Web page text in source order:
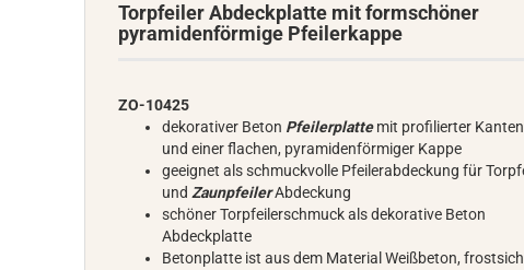
Torpfeiler Abdeckplatte mit formschöner
pyramidenförmige Pfeilerkappe
ZO-10425
dekorativer Beton Pfeilerplattemit profilierter
und einer flachen, pyramidenförmiger Kappe
geeignet als schmuckvolle Pfeilerabdeckung für
und ZaunpfeilerAbdeckung
schöner Torpfeilerschmuck als dekorative Beton
Abdeckplatte
Betonplatte ist aus dem Material Weißbeton,